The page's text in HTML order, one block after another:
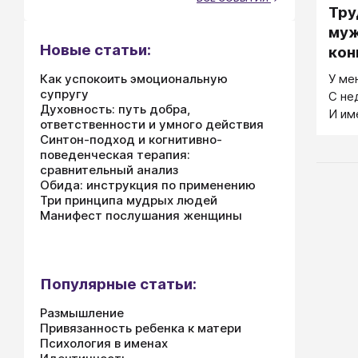
У
С
И
Новые статьи:
Как успокоить эмоциональную
супругу
Духовность: путь добра,
ответственности и умного действия
Синтон-подход и когнитивно-
поведенческая терапия:
сравнительный анализ
Обида: инструкция по применению
Три принципа мудрых людей
Манифест послушания женщины
Популярные статьи:
Размышление
Привязанность ребенка к матери
Психология в именах